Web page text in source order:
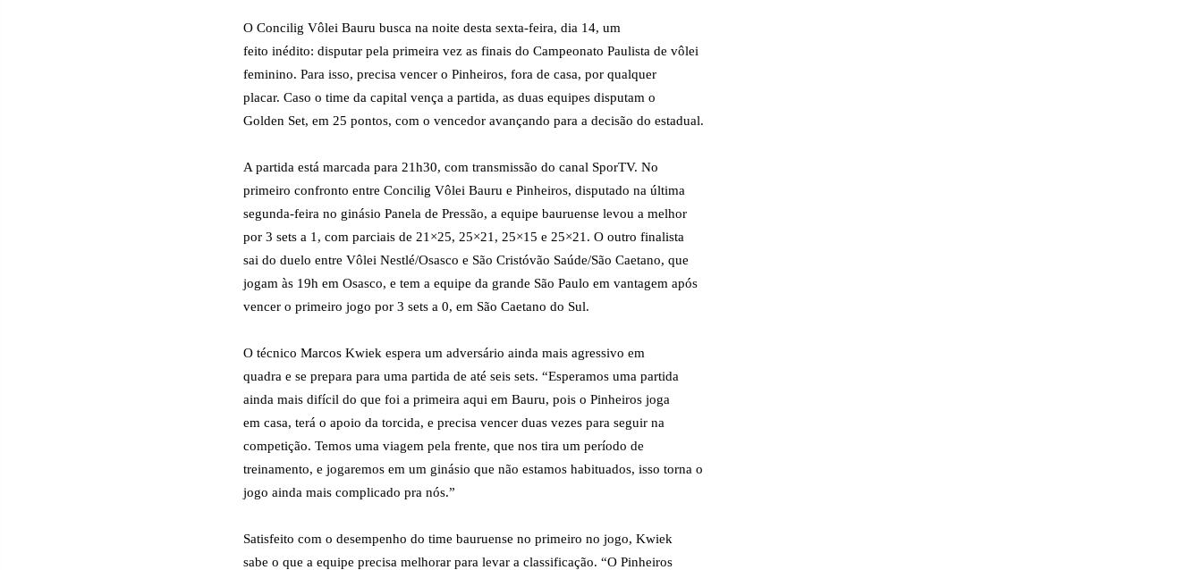
O Concilig Vôlei Bauru busca na noite desta sexta-feira, dia 14, um
feito inédito: disputar pela primeira vez as finais do Campeonato Paulista de vôlei
feminino. Para isso, precisa vencer o Pinheiros, fora de casa, por qualquer
placar. Caso o time da capital vença a partida, as duas equipes disputam o
Golden Set, em 25 pontos, com o vencedor avançando para a decisão do estadual.
A partida está marcada para 21h30, com transmissão do canal SporTV. No
primeiro confronto entre Concilig Vôlei Bauru e Pinheiros, disputado na última
segunda-feira no ginásio Panela de Pressão, a equipe bauruense levou a melhor
por 3 sets a 1, com parciais de 21×25, 25×21, 25×15 e 25×21. O outro finalista
sai do duelo entre Vôlei Nestlé/Osasco e São Cristóvão Saúde/São Caetano, que
jogam às 19h em Osasco, e tem a equipe da grande São Paulo em vantagem após
vencer o primeiro jogo por 3 sets a 0, em São Caetano do Sul.
O técnico Marcos Kwiek espera um adversário ainda mais agressivo em
quadra e se prepara para uma partida de até seis sets. “Esperamos uma partida
ainda mais difícil do que foi a primeira aqui em Bauru, pois o Pinheiros joga
em casa, terá o apoio da torcida, e precisa vencer duas vezes para seguir na
competição. Temos uma viagem pela frente, que nos tira um período de
treinamento, e jogaremos em um ginásio que não estamos habituados, isso torna o
jogo ainda mais complicado pra nós.”
Satisfeito com o desempenho do time bauruense no primeiro no jogo, Kwiek
sabe o que a equipe precisa melhorar para levar a classificação. “O Pinheiros